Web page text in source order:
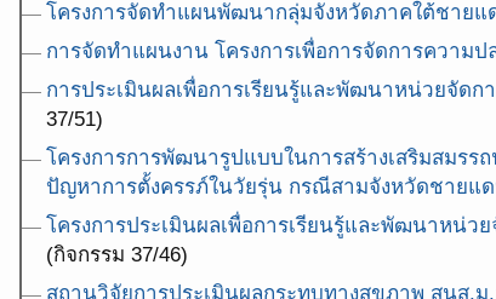
โครงการจัดทำแผนพัฒนากลุ่มจังหวัดภาคใต้ชายแ
การจัดทำแผนงาน โครงการเพื่อการจัดการความ
การประเมินผลเพื่อการเรียนรู้และพัฒนาหน่วยจัด
37/51)
โครงการการพัฒนารูปแบบในการสร้างเสริมสมร
ปัญหาการตั้งครรภ์ในวัยรุ่น กรณีสามจังหวัดชายแ
โครงการประเมินผลเพื่อการเรียนรู้และพัฒนาหน่
(กิจกรรม 37/46)
สถานวิจัยการประเมินผลกระทบทางสุขภาพ สนส.ม.